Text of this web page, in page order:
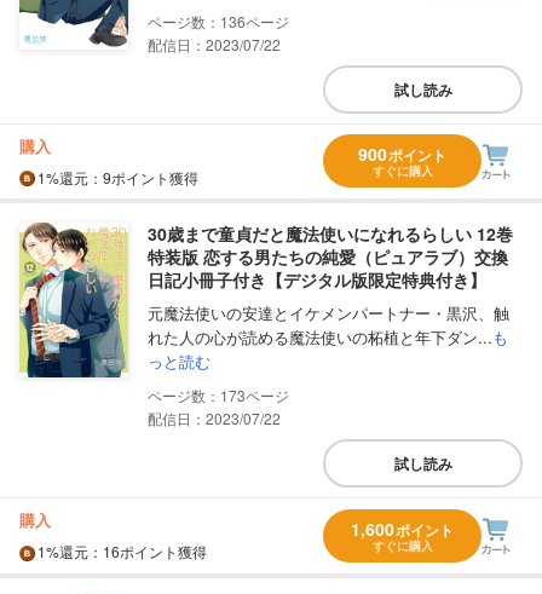
136
配信日：2023/07/22
試し読み
購入
1%還元 ：9ポイント獲得
900ポイント
すぐに購入
30歳まで童貞だと魔法使いになれるらしい 12巻
特装版 恋する男たちの純愛（ピュアラブ）交換
日記小冊子付き【デジタル版限定特典付き】
元魔法使いの安達とイケメンパートナー・黒沢、触
れた人の心が読める魔法使いの柘植と年下ダン...も
っと読む
173
配信日：2023/07/22
試し読み
購入
1%還元 ：16ポイント獲得
1,600ポイント
すぐに購入